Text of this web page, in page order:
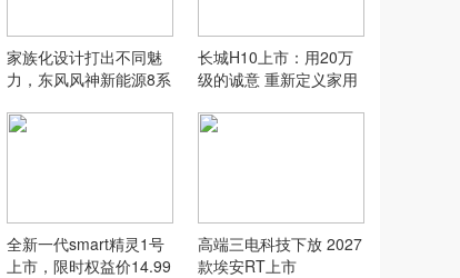
家族化设计打出不同魅
力，东风风神新能源8系
长城H10上市：用20万
级的诚意 重新定义家用
全新一代smart精灵1号
上市，限时权益价14.99
高端三电科技下放 2027
款埃安RT上市